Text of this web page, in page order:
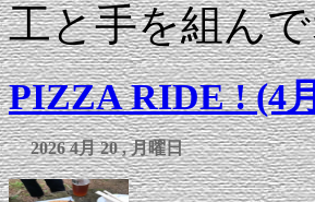
工と手を組ん
PIZZA RIDE ! (4
2026 4月 20 , 月曜日